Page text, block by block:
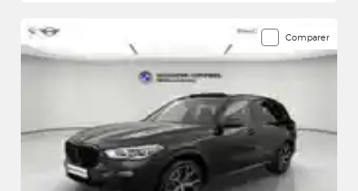
Comparer